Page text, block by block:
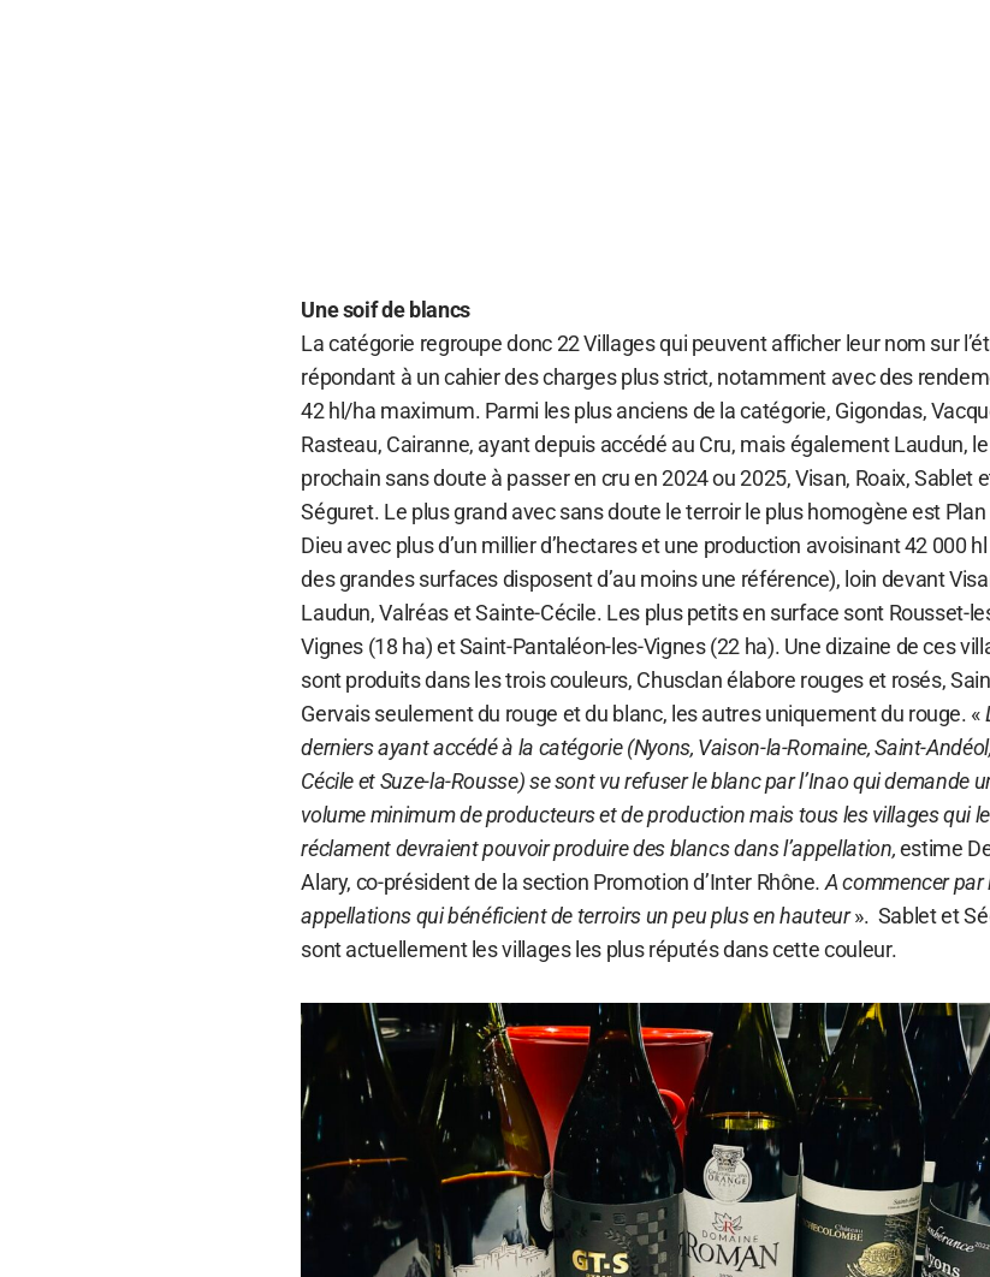
Une soif de blancs
La catégorie regroupe donc 22 Villages qui peuvent afficher leur nom sur
répondant à un cahier des charges plus strict, notamment avec des
42 hl/ha maximum. Parmi les plus anciens de la catégorie, Gigondas,
Rasteau, Cairanne, ayant depuis accédé au Cru, mais également Laudun, le
prochain sans doute à passer en cru en 2024 ou 2025, Visan, Roaix, Sablet
Séguret. Le plus grand avec sans doute le terroir le plus homogène est Plan
Dieu avec plus d’un millier d’hectares et une production avoisinant 42 000
des grandes surfaces disposent d’au moins une référence), loin devant
Laudun, Valréas et Sainte-Cécile. Les plus petits en surface sont Rousset-
Vignes (18 ha) et Saint-Pantaléon-les-Vignes (22 ha). Une dizaine de ces
sont produits dans les trois couleurs, Chusclan élabore rouges et rosés,
Gervais seulement du rouge et du blanc, les autres uniquement du rouge. «
derniers ayant accédé à la catégorie (Nyons, Vaison-la-Romaine, Saint-
Cécile et Suze-la-Rousse) se sont vu refuser le blanc par l’Inao qui demande
volume minimum de producteurs et de production mais tous les villages qui le
réclament devraient pouvoir produire des blancs dans l’appellation,estime
Alary, co-président de la section Promotion d’Inter Rhône. A commencer par
appellations qui bénéficient de terroirs un peu plus en hauteur». Sablet et
sont actuellement les villages les plus réputés dans cette couleur.